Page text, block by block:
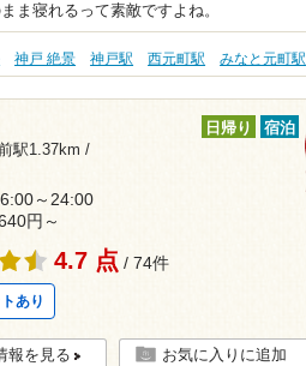
ま寝れるって素敵ですよね。
神戸 絶景 神戸駅 西元町駅 みなと元町駅
駅1.37km /
日帰り 宿泊
～24:00
円～
4.7 点 / 74件
あり
報を見る お気に入りに追加